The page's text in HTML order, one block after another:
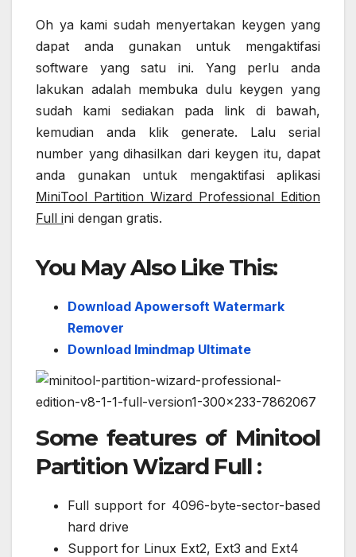
Oh ya kami sudah menyertakan keygen yang
dapat anda gunakan untuk mengaktifasi
software yang satu ini. Yang perlu anda
lakukan adalah membuka dulu keygen yang
sudah kami sediakan pada link di bawah,
kemudian anda klik generate. Lalu serial
number yang dihasilkan dari keygen itu, dapat
anda gunakan untuk mengaktifasi aplikasi
MiniTool Partition Wizard Professional Edition
Full ini dengan gratis.
You May Also Like This:
Download Apowersoft Watermark
Remover
Download Imindmap Ultimate
Some features of Minitool
Partition Wizard Full :
Full support for 4096-byte-sector-based
hard drive
Support for Linux Ext2, Ext3 and Ext4